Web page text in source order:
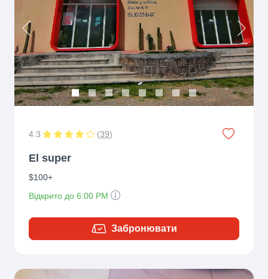
Previous Next
4.3 (39)
El super
$100+
Відкрито до 6:00 PM
Забронювати